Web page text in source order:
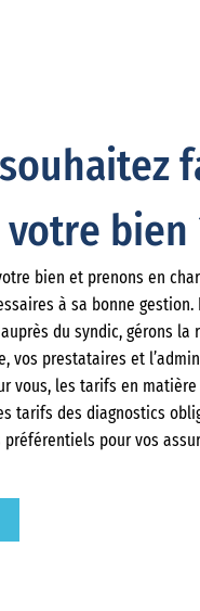
bien
bien et prenons en
à sa bonne gestion.
du syndic, gérons la
vos prestataires et
vous, les tarifs en
tarifs des diagnostics
pour vos